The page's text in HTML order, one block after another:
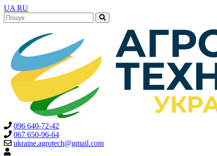
UA RU
096 640-72-42
067 650-96-64
ukraine.agrotech@gmail.com